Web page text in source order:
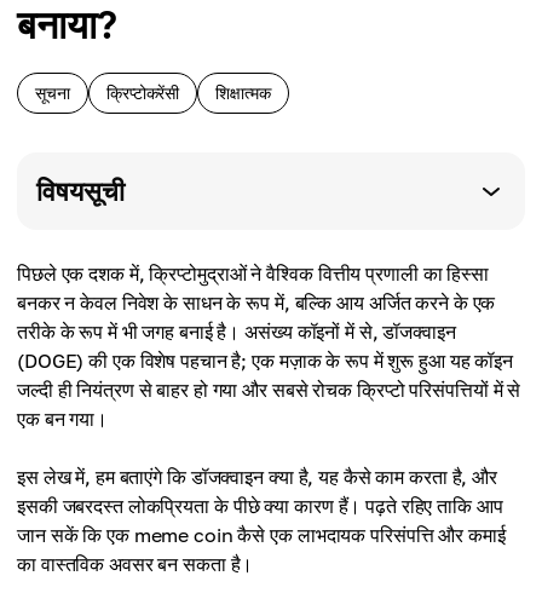
बनाया?
सूचना क्रिप्टोकरेंसी शिक्षात्मक
विषयसूची
पिछले एक दशक में, क्रिप्टोमुद्राओं ने वैश्विक वित्तीय प्रणाली का हिस्सा
बनकर न केवल निवेश के साधन के रूप में, बल्कि आय अर्जित करने के एक
तरीके के रूप में भी जगह बनाई है। असंख्य कॉइनों में से, डॉजक्वाइन
(DOGE) की एक विशेष पहचान है; एक मज़ाक के रूप में शुरू हुआ यह कॉइन
जल्दी ही नियंत्रण से बाहर हो गया और सबसे रोचक क्रिप्टो परिसंपत्तियों में से
एक बन गया।
इस लेख में, हम बताएंगे कि डॉजक्वाइन क्या है, यह कैसे काम करता है, और
इसकी जबरदस्त लोकप्रियता के पीछे क्या कारण हैं। पढ़ते रहिए ताकि आप
जान सकें कि एक meme coin कैसे एक लाभदायक परिसंपत्ति और कमाई
का वास्तविक अवसर बन सकता है।